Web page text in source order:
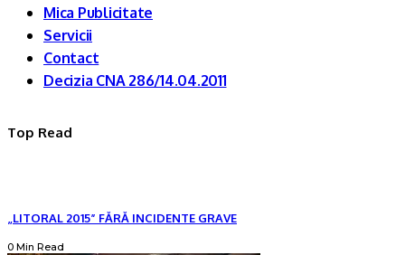
Mica Publicitate
Servicii
Contact
Decizia CNA 286/14.04.2011
Top Read
„LITORAL 2015” FĂRĂ INCIDENTE GRAVE
0 Min Read